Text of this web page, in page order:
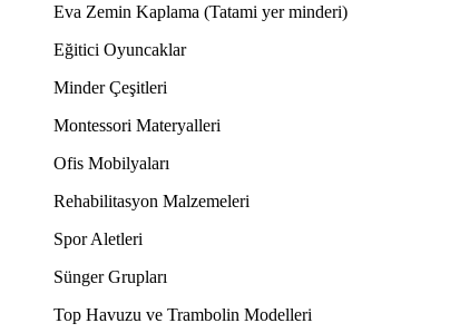
Eva Zemin Kaplama (Tatami yer minderi)
Eğitici Oyuncaklar
Minder Çeşitleri
Montessori Materyalleri
Ofis Mobilyaları
Rehabilitasyon Malzemeleri
Spor Aletleri
Sünger Grupları
Top Havuzu ve Trambolin Modelleri